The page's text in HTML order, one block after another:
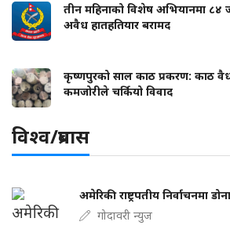
तीन महिनाको विशेष अभियानमा ८४
अवैध हातहतियार बरामद
कृष्णपुरको साल काठ प्रकरण: काठ
कमजोरीले चर्कियो विवाद
विश्व/प्रबास
अमेरिकी राष्ट्रपतीय निर्वाचनमा
गोदावरी न्युज